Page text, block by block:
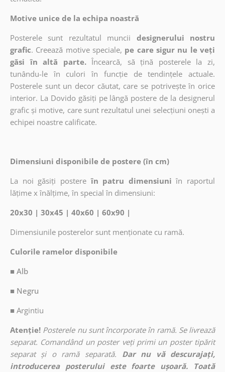
Motive unice de la echipa noastră
Posterele sunt rezultatul muncii
designerului nostru
grafic. Creează motive speciale, pe care sigur nu le veți
găsi în altă parte. Încearcă, să țină posterele la zi,
tunându-le în culori în funcție de tendințele actuale.
Posterele sunt un decor căutat, care se potrivește în orice
interior. La Dovido găsiți pe lângă postere de la designerul
grafic și motive, care sunt rezultatul unei selecțiuni onești a
echipei noastre calificate.
Dimensiuni disponibile de postere (în cm)
La noi găsiți postere în patru dimensiuni în raportul
lățime x înălțime, în special în dimensiuni:
20x30 | 30x45 | 40x60 | 60x90 |
Dimensiunile posterelor sunt menționate cu ramă.
Culorile ramelor disponibile
■ Alb
■ Negru
■ Argintiu
Atenție! Posterele nu sunt încorporate în ramă. Se livrează
separat. Comandând un poster veți primi un poster tipărit
separat și o ramă separată.
Dar nu vă descurajați,
introducerea posterului este foarte ușoară. Toată